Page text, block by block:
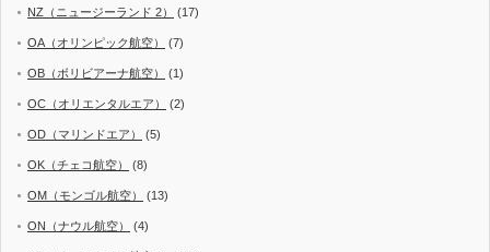
NZ（ニュージーランド 2） (17)
OA（オリンピック航空） (7)
OB（ボリビアーナ航空） (1)
OC（オリエンタルエア） (2)
OD（マリンドエア） (5)
OK（チェコ航空） (8)
OM（モンゴル航空） (13)
ON（ナウル航空） (4)